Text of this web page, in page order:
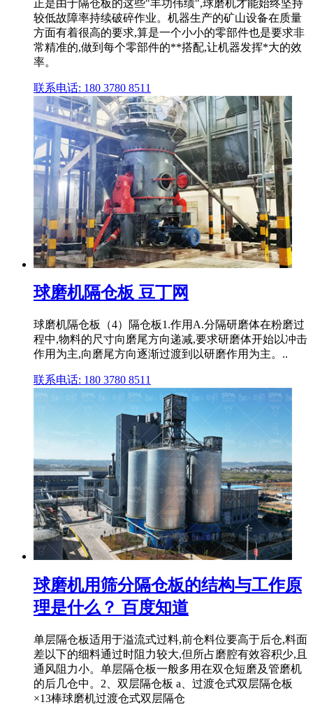
正是由于隔仓板的这些"丰功伟绩",球磨机才能始终坚持
较低故障率持续破碎作业。机器生产的矿山设备在质量
方面有着很高的要求,算是一个小小的零部件也是要求非
常精准的,做到每个零部件的**搭配,让机器发挥*大的效
率。
联系电话: 180 3780 8511
球磨机隔仓板 豆丁网
球磨机隔仓板（4）隔仓板1.作用A.分隔研磨体在粉磨过
程中,物料的尺寸向磨尾方向递减,要求研磨体开始以冲击
作用为主,向磨尾方向逐渐过渡到以研磨作用为主。..
联系电话: 180 3780 8511
球磨机用筛分隔仓板的结构与工作原
理是什么？ 百度知道
单层隔仓板适用于溢流式过料,前仓料位要高于后仓,料面
差以下的细料通过时阻力较大,但所占磨腔有效容积少,且
通风阻力小。单层隔仓板一般多用在双仓短磨及管磨机
的后几仓中。2、双层隔仓板 a、过渡仓式双层隔仓板
×13棒球磨机过渡仓式双层隔仓